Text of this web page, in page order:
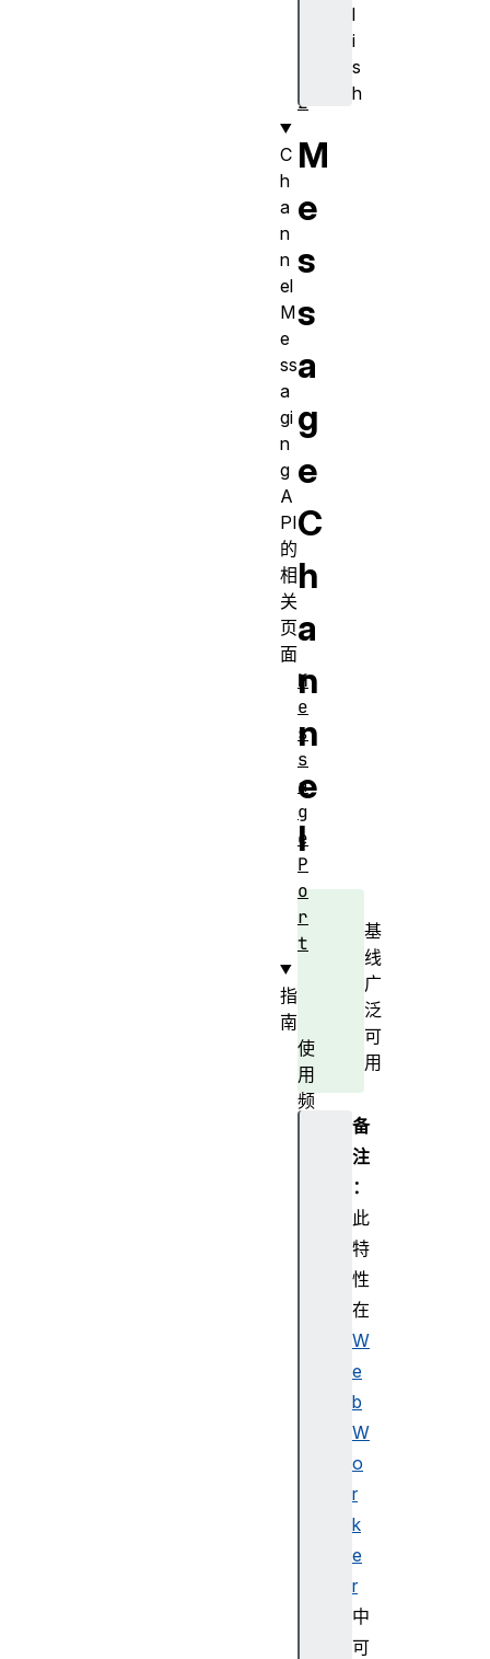
l
i
s
h
M
e
s
s
a
g
e
C
h
a
n
n
e
l
基
线
广
泛
可
用
备
注
：
此
特
性
在
W
e
b
W
o
r
k
e
r
中
可
2
C
h
a
n
n
el
M
e
ss
a
gi
n
g
A
PI
的
相
关
页
面
M
e
s
s
a
g
e
P
o
r
t
指
南
使
用
频